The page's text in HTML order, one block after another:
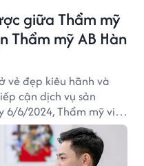
giữa Thẩm mỹ
Thẩm mỹ AB Hàn
vẻ đẹp kiêu hãnh và
cận dịch vụ sản
6/2024, Thẩm mỹ viện
thuận hợp tác chiến
- một trong những đơn
Hàn Quốc.